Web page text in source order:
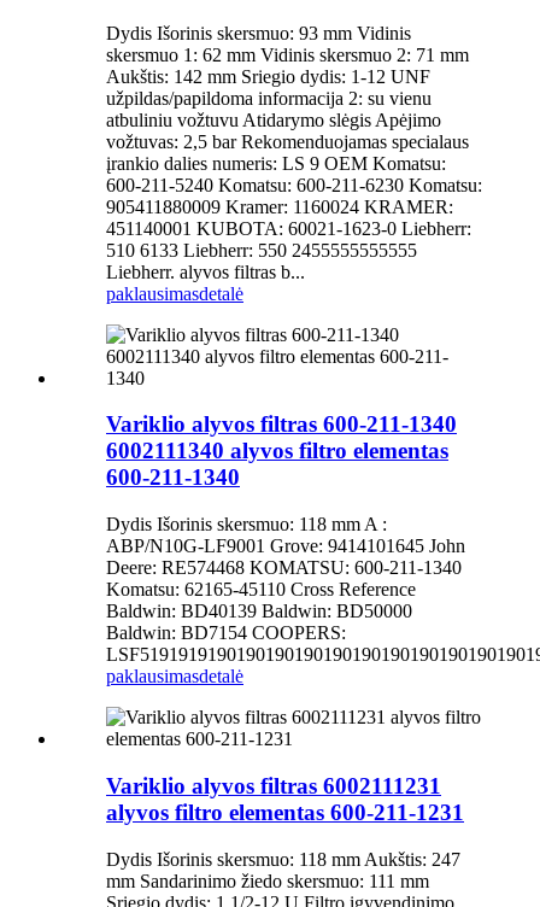
Dydis Išorinis skersmuo: 93 mm Vidinis
skersmuo 1: 62 mm Vidinis skersmuo 2: 71 mm
Aukštis: 142 mm Sriegio dydis: 1-12 UNF
užpildas/papildoma informacija 2: su vienu
atbuliniu vožtuvu Atidarymo slėgis Apėjimo
vožtuvas: 2,5 bar Rekomenduojamas specialaus
įrankio dalies numeris: LS 9 OEM Komatsu:
600-211-5240 Komatsu: 600-211-6230 Komatsu:
905411880009 Kramer: 1160024 KRAMER:
451140001 KUBOTA: 60021-1623-0 Liebherr:
510 6133 Liebherr: 550 2455555555555
Liebherr. alyvos filtras b...
paklausimasdetalė
Variklio alyvos filtras 600-211-1340
6002111340 alyvos filtro elementas
600-211-1340
Dydis Išorinis skersmuo: 118 mm A :
ABP/N10G-LF9001 Grove: 9414101645 John
Deere: RE574468 KOMATSU: 600-211-1340
Komatsu: 62165-45110 Cross Reference
Baldwin: BD40139 Baldwin: BD50000
Baldwin: BD7154 COOPERS:
paklausimasdetalė
Variklio alyvos filtras 6002111231
alyvos filtro elementas 600-211-1231
Dydis Išorinis skersmuo: 118 mm Aukštis: 247
mm Sandarinimo žiedo skersmuo: 111 mm
Sriegio dydis: 1 1/2-12 U Filtro įgyvendinimo